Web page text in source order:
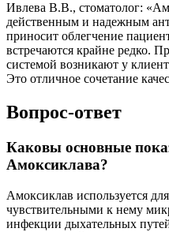
Ивлева В.В., стоматолог:
действенным и надежным
приносит облегчение
встречаются крайне редко.
системой возникают у
Это отличное сочетание
Вопрос-ответ
Каковы основные
Амоксиклава?
Амоксиклав используется
чувствительными к нему
инфекции дыхательных